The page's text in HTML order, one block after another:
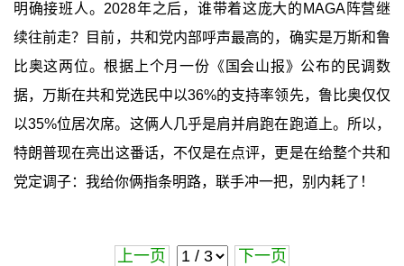
明确接班人。2028年之后，谁带着这庞大的MAGA阵营继
续往前走？目前，共和党内部呼声最高的，确实是万斯和鲁
比奥这两位。根据上个月一份《国会山报》公布的民调数
据，万斯在共和党选民中以36%的支持率领先，鲁比奥仅仅
以35%位居次席。这俩人几乎是肩并肩跑在跑道上。所以，
特朗普现在亮出这番话，不仅是在点评，更是在给整个共和
党定调子：我给你俩指条明路，联手冲一把，别内耗了！
上一页 下一页